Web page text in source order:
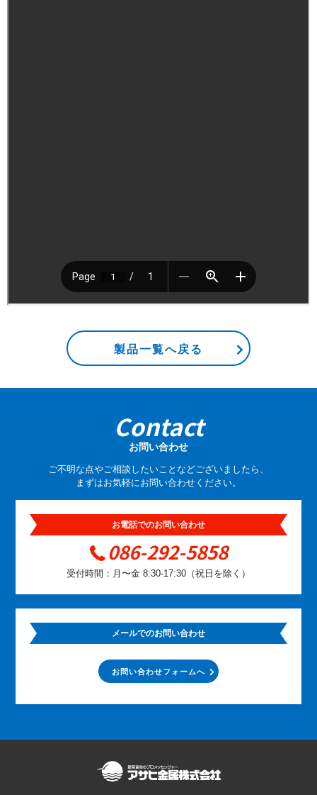
製品一覧へ戻る
Contact
お問い合わせ
ご不明な点やご相談したいことなどございましたら、
まずはお気軽にお問い合わせください。
お電話でのお問い合わせ
086-292-5858
受付時間：月〜金 8:30-17:30（祝日を除く）
メールでのお問い合わせ
お問い合わせフォームへ